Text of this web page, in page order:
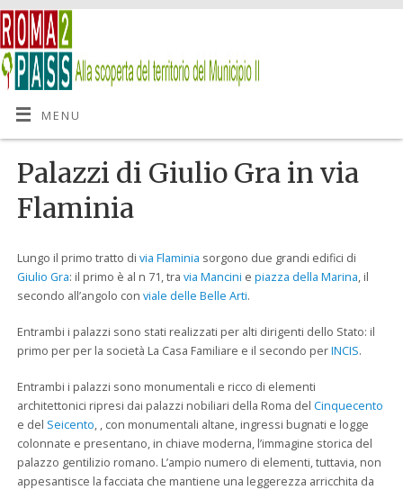
MENU
Palazzi di Giulio Gra in via
Flaminia
Lungo il primo tratto di via Flaminia sorgono due grandi edifici di
Giulio Gra: il primo è al n 71, tra via Mancini e piazza della Marina, il
secondo all’angolo con viale delle Belle Arti.
Entrambi i palazzi sono stati realizzati per alti dirigenti dello Stato: il
primo per per la società La Casa Familiare e il secondo perINCIS.
Entrambi i palazzi sono monumentali e ricco di elementi
architettonici ripresi dai palazzi nobiliari della Roma del Cinquecento
e del Seicento, , con monumentali altane, ingressi bugnati e logge
colonnate e presentano, in chiave moderna, l’immagine storica del
palazzo gentilizio romano. L’ampio numero di elementi, tuttavia, non
appesantisce la facciata che mantiene una leggerezza arricchita da